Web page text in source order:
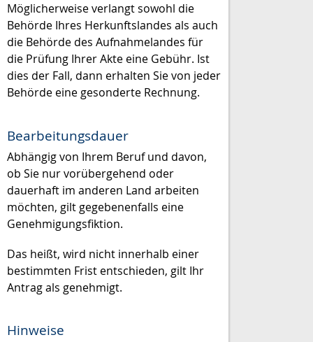
Möglicherweise verlangt sowohl die
Behörde Ihres Herkunftslandes als auch
die Behörde des Aufnahmelandes für
die Prüfung Ihrer Akte eine Gebühr. Ist
dies der Fall, dann erhalten Sie von jeder
Behörde eine gesonderte Rechnung.
Bearbeitungsdauer
Abhängig von Ihrem Beruf und davon,
ob Sie nur vorübergehend oder
dauerhaft im anderen Land arbeiten
möchten, gilt gegebenenfalls eine
Genehmigungsfiktion.
Das heißt, wird nicht innerhalb einer
bestimmten Frist entschieden, gilt Ihr
Antrag als genehmigt.
Hinweise